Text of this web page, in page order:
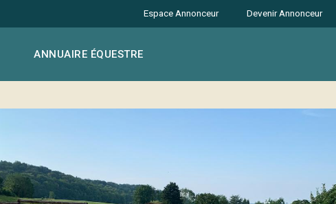
ANNUAIRE ÉQUESTRE
Espace Annonceur Devenir Annonceur